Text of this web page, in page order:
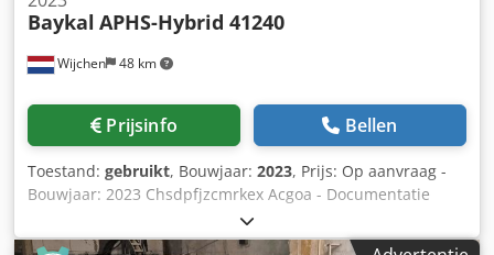
Wijchen 48 km
Baykal APHS-Hybrid 41240
Prijsinfo Bellen
Toestand: gebruikt, Bouwjaar: 2023, Prijs: Op aanvraag -
Bouwjaar: 2023 Chsdpfjzcmrkex Acgoa - Documentatie
aanwezig: Ja - CE markering aanwezig: Ja - CE certificaat
aanwezig: Nee - Draaiuren: 0 - Aansturing: CNC -